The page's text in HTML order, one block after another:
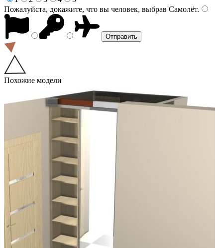
Пожалуйста, докажите, что вы человек, выбрав Самолёт.
Похожие модели